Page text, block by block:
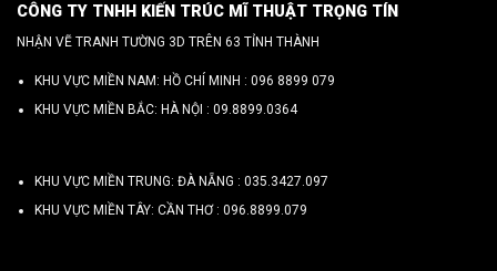
CÔNG TY TNHH KIẾN TRÚC MĨ THUẬT TRỌNG TÍN
NHẬN VẼ TRANH TƯỜNG 3D TRÊN 63 TỈNH THÀNH
KHU VỰC MIỀN NAM: HỒ CHÍ MINH : 096 8899 079
KHU VỰC MIỀN BẮC: HÀ NỘI : 09.8899.0364
KHU VỰC MIỀN TRUNG: ĐÀ NẴNG : 035.3427.097
KHU VỰC MIỀN TÂY: CẦN THƠ : 096.8899.079